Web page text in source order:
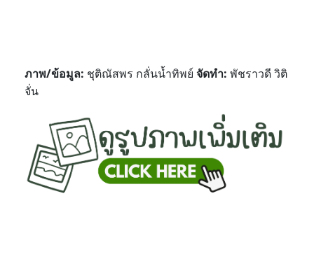
ภาพ/ข้อมูล: ชุติณัสพร กลั่นน้ำทิพย์ จัดทำ: พัชราวดี วิติ
จั่น